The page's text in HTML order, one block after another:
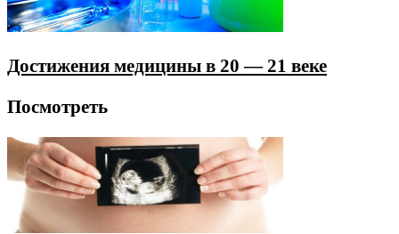
Достижения медицины в 20 — 21 веке
Посмотреть